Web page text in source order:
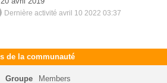
Dernière activité avril 10 2022 03:37
de la communauté
Groupe
Members